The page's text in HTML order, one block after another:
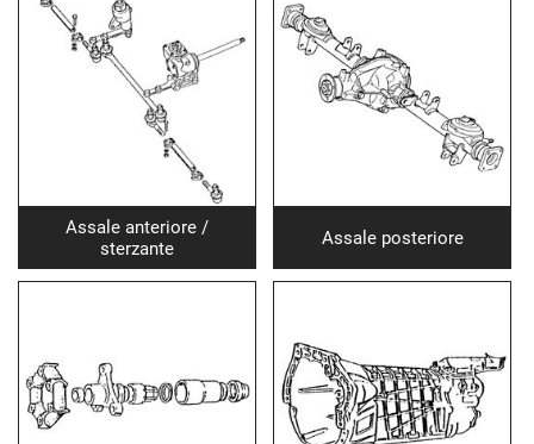
Assale anteriore /
sterzante
Assale posteriore